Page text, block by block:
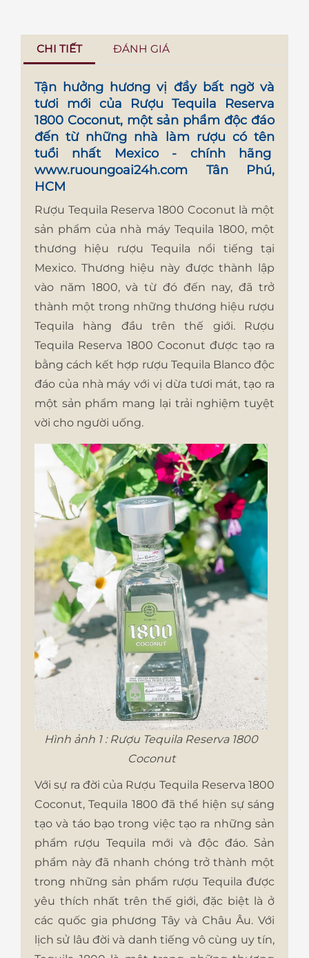
CHI TIẾT ĐÁNH GIÁ
Tận hưởng hương vị đầy bất ngờ và
tươi mới của Rượu Tequila Reserva
1800 Coconut, một sản phẩm độc đáo
đến từ những nhà làm rượu có tên
tuổi nhất Mexico - chính hãng
www.ruoungoai24h.com Tân Phú,
HCM
Rượu Tequila Reserva 1800 Coconut là một
sản phẩm của nhà máy Tequila 1800, một
thương hiệu rượu Tequila nổi tiếng tại
Mexico. Thương hiệu này được thành lập
vào năm 1800, và từ đó đến nay, đã trở
thành một trong những thương hiệu rượu
Tequila hàng đầu trên thế giới. Rượu
Tequila Reserva 1800 Coconut được tạo ra
bằng cách kết hợp rượu Tequila Blanco độc
đáo của nhà máy với vị dừa tươi mát, tạo ra
một sản phẩm mang lại trải nghiệm tuyệt
vời cho người uống.
Hình ảnh 1 : Rượu Tequila Reserva 1800
Coconut
Với sự ra đời của Rượu Tequila Reserva 1800
Coconut, Tequila 1800 đã thể hiện sự sáng
tạo và táo bạo trong việc tạo ra những sản
phẩm rượu Tequila mới và độc đáo. Sản
phẩm này đã nhanh chóng trở thành một
trong những sản phẩm rượu Tequila được
yêu thích nhất trên thế giới, đặc biệt là ở
các quốc gia phương Tây và Châu Âu. Với
lịch sử lâu đời và danh tiếng vô cùng uy tín,